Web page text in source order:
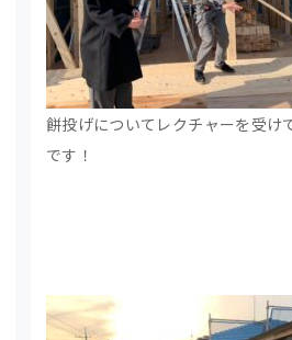
餅投げについてレクチャーを受け
です！